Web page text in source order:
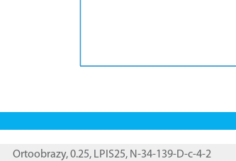
Ortoobrazy, 0.25, LPIS25, N-34-139-D-c-4-2